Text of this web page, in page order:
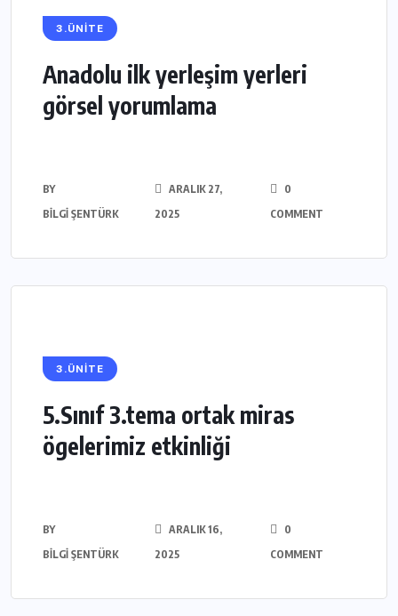
3.ÜNİTE
Anadolu ilk yerleşim yerleri
görsel yorumlama
BY
BILGI ŞENTÜRK
ARALIK 27,
2025
0
COMMENT
3.ÜNİTE
5.Sınıf 3.tema ortak miras
ögelerimiz etkinliği
BY
BILGI ŞENTÜRK
ARALIK 16,
2025
0
COMMENT